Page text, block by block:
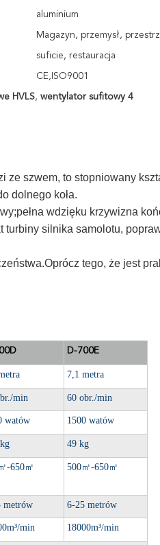
aluminium
Magazyn, przemysł,
suficie, restauracja
CE,ISO9001
HVLS, wentylator sufitowy 4
szwem, to stopniowany
dolnego koła.
wdzięku krzywizna
turbiny silnika samolotu,
tego, że jest
D-700E
7,1 metra
min 60 obr./min
watów 1500 watów
49 kg
-650㎡ 500㎡-650㎡
metrów 6-25 metrów
min 18000m³/min